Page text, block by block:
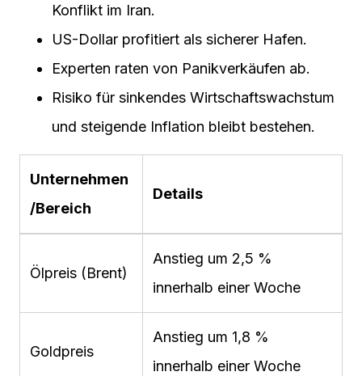
Konflikt im Iran.
US-Dollar profitiert als sicherer Hafen.
Experten raten von Panikverkäufen ab.
Risiko für sinkendes Wirtschaftswachstum
und steigende Inflation bleibt bestehen.
Unternehmen
/Bereich
Details
Ölpreis (Brent)
Anstieg um 2,5 %
innerhalb einer Woche
Goldpreis
Anstieg um 1,8 %
innerhalb einer Woche